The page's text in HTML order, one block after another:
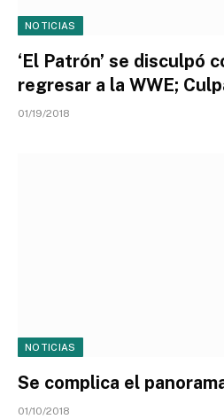
NOTICIAS
‘El Patrón’ se disculpó
regresar a la WWE;
01/19/2018
NOTICIAS
Se complica el
01/10/2018